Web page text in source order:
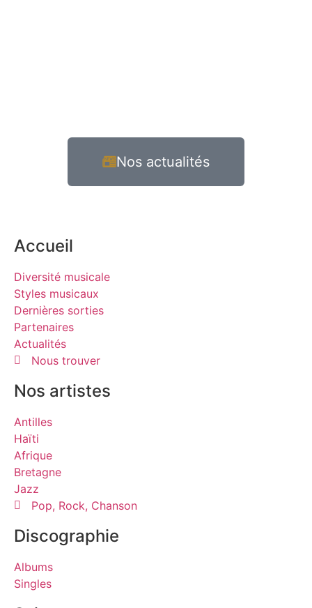
Nos actualités
Accueil
Diversité musicale
Styles musicaux
Dernières sorties
Partenaires
Actualités
Nous trouver
Nos artistes
Antilles
Haïti
Afrique
Bretagne
Jazz
Pop, Rock, Chanson
Discographie
Albums
Singles